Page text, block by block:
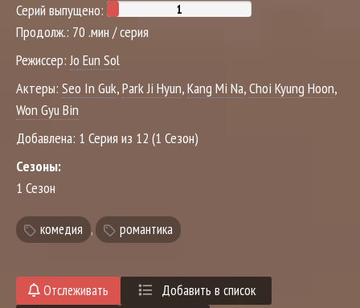
Серий выпущено:
Продолж.: 70 .мин / серия
Режиссер:Jo Eun Sol
Актеры: Seo In Guk,Park Ji Hyun,Kang Mi Na,Choi Kyung Hoon,
Won Gyu Bin
Добавлена: 1 Серия из 12 (1 Сезон)
Сезоны:
1 Сезон
комедия , романтика
Отслеживать
Добавить в список